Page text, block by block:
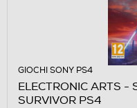
GIOCHI SONY PS4
ELECTRONIC ARTS -
SURVIVOR PS4